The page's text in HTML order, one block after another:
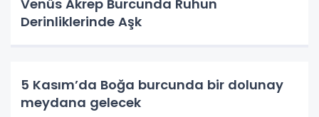
Venüs Akrep Burcunda Ruhun
Derinliklerinde Aşk
5 Kasım’da Boğa burcunda bir dolunay
meydana gelecek